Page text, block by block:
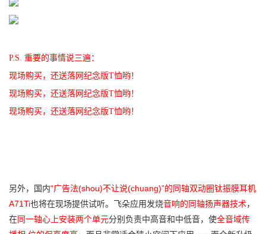
P.S. 重要的事情说三遍：
现场购买，还送落网纪念版T恤哟！
现场购买，还送落网纪念版T恤哟！
现场购买，还送落网纪念版T恤哟！
另外，国内“广告法(shou)不让说(chuang)”的同轴双动圈钛振膜耳机
A71Ti也将在现场提供试听。 飞朵应用发烧音响的同轴扬声器技术，
在同一轴心上安装两个单元分别负责中高音和中低音，使全音域传